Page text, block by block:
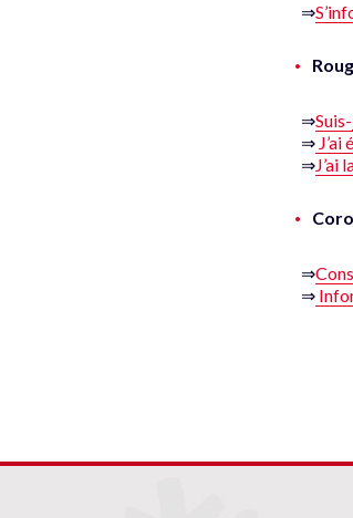
⇒
⇒
⇒ J’ai
⇒J’ai
⇒
⇒